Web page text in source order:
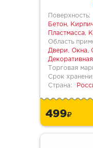
Поверхность:
Бетон,
Пластмасса,
Область
Двери, Окна,
Торговая
Срок
Страна:
499